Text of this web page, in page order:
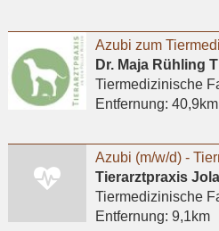
Dr. Maja Rühling
Tiermedizinische
Entfernung: 40,9km
Tierarztpraxis
Tiermedizinische
Entfernung: 9,1km